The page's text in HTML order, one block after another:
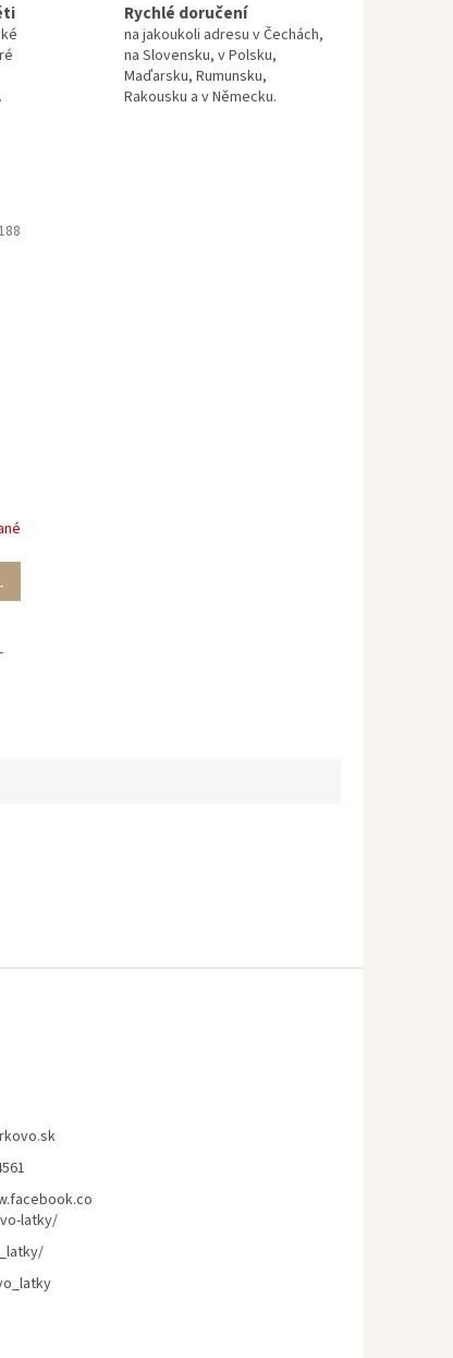
Rychlé doručení
na jakoukoli adresu v Čechách,
na Slovensku, v Polsku,
Maďarsku, Rumunsku,
Rakousku a v Německu.
latky/